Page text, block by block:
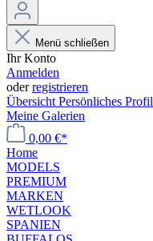
Menü schließen
Ihr Konto
Anmelden
oderregistrieren
Übersicht Persönliches Profil
Meine Galerien
0,00 €*
Home
MODELS
PREMIUM
MARKEN
WETLOOK
SPANIEN